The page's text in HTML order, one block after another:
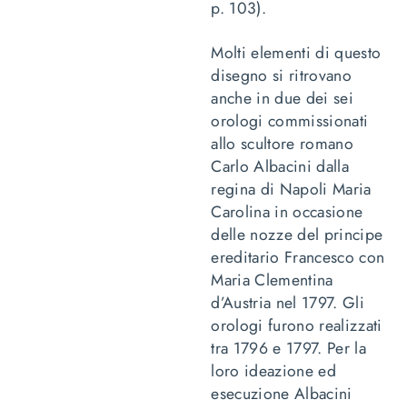
p. 103).
Molti elementi di questo
disegno si ritrovano
anche in due dei sei
orologi commissionati
allo scultore romano
Carlo Albacini dalla
regina di Napoli Maria
Carolina in occasione
delle nozze del principe
ereditario Francesco con
Maria Clementina
d’Austria nel 1797. Gli
orologi furono realizzati
tra 1796 e 1797. Per la
loro ideazione ed
esecuzione Albacini